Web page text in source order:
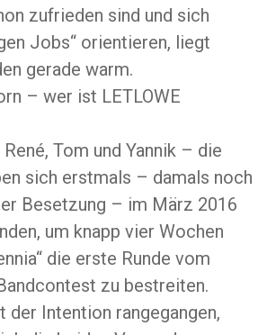
zufrieden sind und sich
Jobs“ orientieren, liegt
gerade warm.
– wer ist LETLOWE
Tom und Yannik – die
sich erstmals – damals noch
Besetzung – im März 2016
um knapp vier Wochen
die erste Runde vom
zu bestreiten.
der Intention rangegangen,